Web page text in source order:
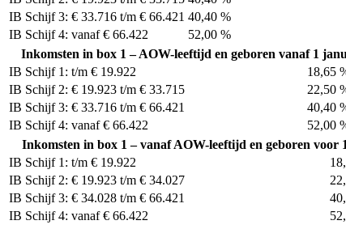
IB Schijf 3: € 33.716 t/m € 66.421 40,40 %
IB Schijf 4: vanaf € 66.422
52,00 %
Inkomsten in box 1 – AOW-leeftijd en geboren vanaf 1
IB Schijf 1: t/m € 19.922
18,65
IB Schijf 2: € 19.923 t/m € 33.715
22,50
IB Schijf 3: € 33.716 t/m € 66.421
40,40
IB Schijf 4: vanaf € 66.422
52,00
Inkomsten in box 1 – vanaf AOW-leeftijd en geboren voor
IB Schijf 1: t/m € 19.922
IB Schijf 2: € 19.923 t/m € 34.027
IB Schijf 3: € 34.028 t/m € 66.421
IB Schijf 4: vanaf € 66.422